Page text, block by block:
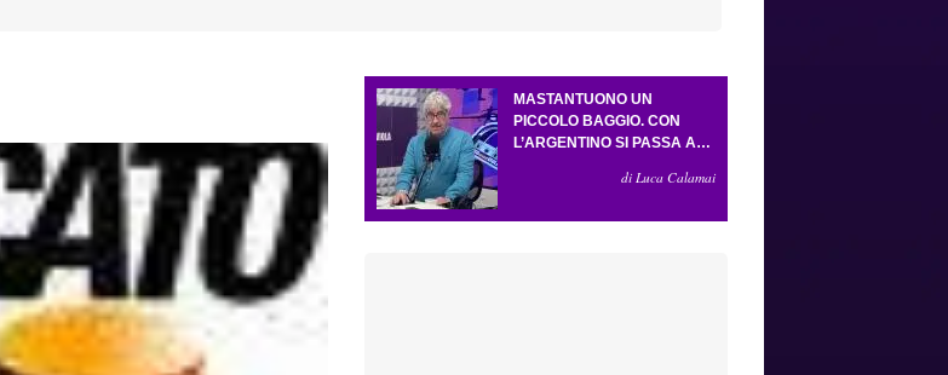
MASTANTUONO UN
PICCOLO BAGGIO. CON
L’ARGENTINO SI PASSA AL
L’AMICHEVOLE CON IL
di Luca Calamai